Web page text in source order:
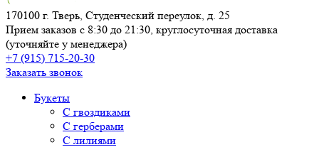
170100 г. Тверь, Студенческий переулок, д. 25
Прием заказов с 8:30 до 21:30, круглосуточная доставка
(уточняйте у менеджера)
+7 (915) 715-20-30
Заказать звонок
Букеты
С гвоздиками
С герберами
С лилиями